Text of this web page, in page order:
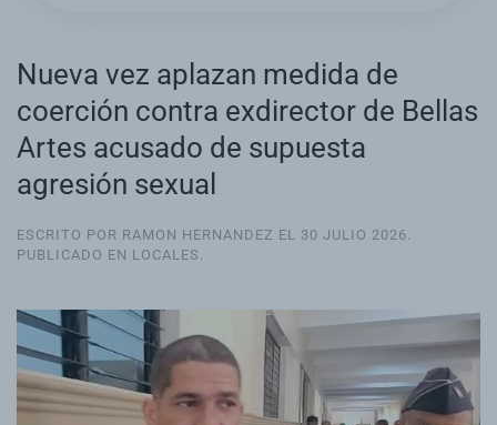
Nueva vez aplazan medida de
coerción contra exdirector de Bellas
Artes acusado de supuesta
agresión sexual
ESCRITO POR RAMON HERNANDEZ EL 30 JULIO 2026.
PUBLICADO EN LOCALES .